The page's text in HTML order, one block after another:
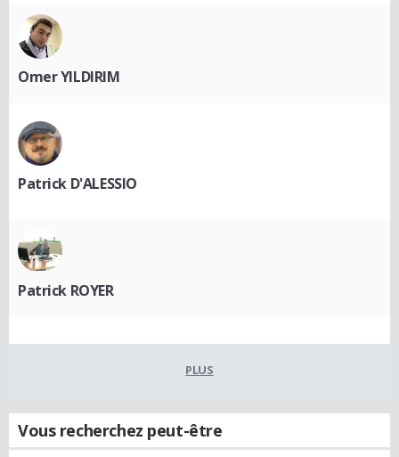
Omer YILDIRIM
Patrick D'ALESSIO
Patrick ROYER
PLUS
Vous recherchez peut-être